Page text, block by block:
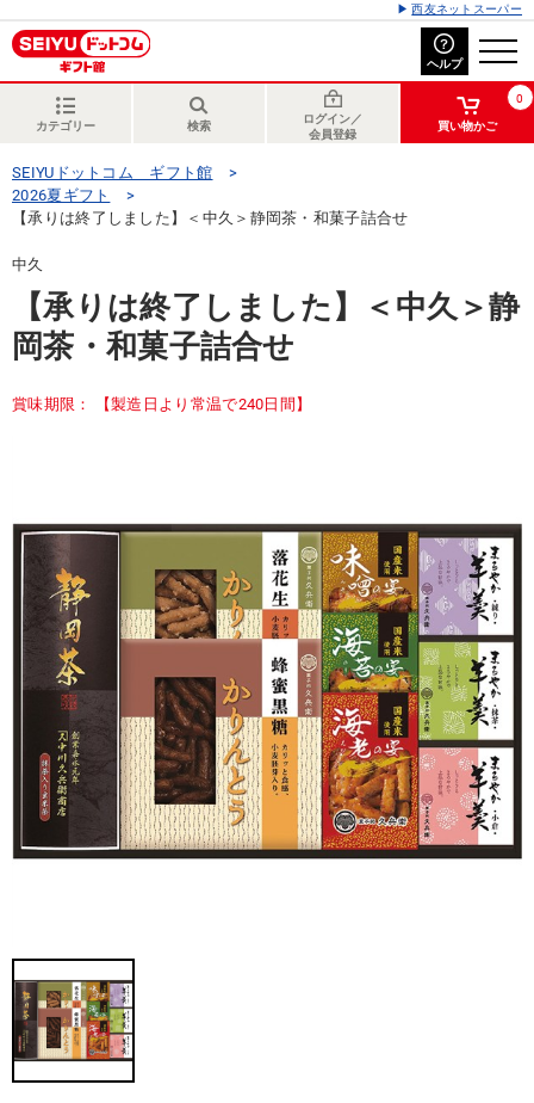
西友ネットスーパー
ヘルプ
カテゴリー 検索
ログイン／
会員登録
0
買い物かご
SEIYUドットコム ギフト館
2026夏ギフト
【承りは終了しました】＜中久＞静岡茶・和菓子詰合せ
中久
【承りは終了しました】＜中久＞静
岡茶・和菓子詰合せ
賞味期限： 【製造日より常温で240日間】